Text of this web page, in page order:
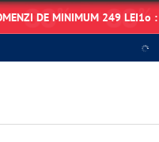
DE MINIMUM 249 LEI1o :
Eroare de